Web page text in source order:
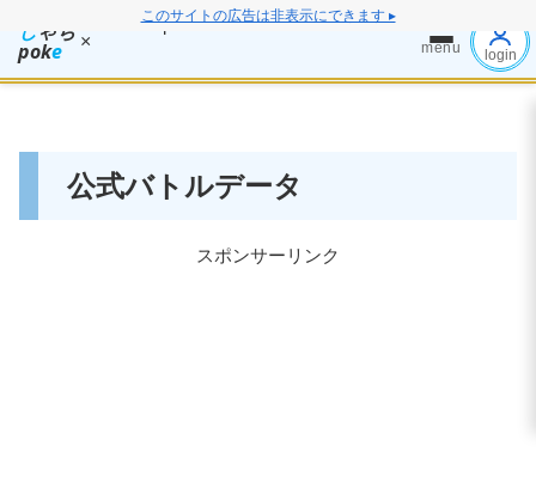
このサイトの広告は非表示にできます ▸
しゃち
poke × menu login
公式バトルデータ
スポンサーリンク